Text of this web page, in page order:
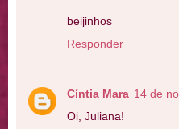
beijinhos
Responder
Cíntia Mara 14 de
Oi, Juliana!